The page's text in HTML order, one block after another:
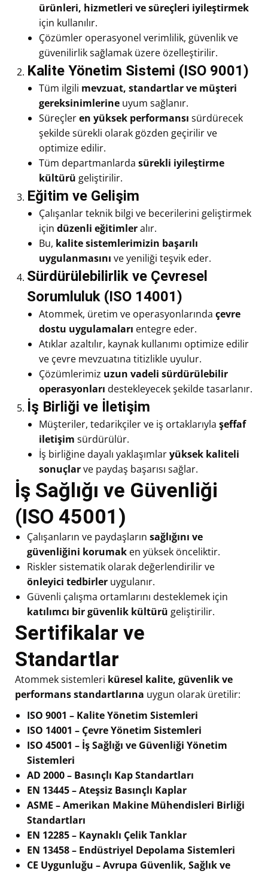
ürünleri, hizmetleri ve süreçleri iyileştirmek
için kullanılır.
Çözümler operasyonel verimlilik, güvenlik ve
güvenilirlik sağlamak üzere özelleştirilir.
Kalite Yönetim Sistemi (ISO 9001)
Tüm ilgili mevzuat, standartlar ve müşteri
gereksinimlerine uyum sağlanır.
Süreçleren yüksek performansı sürdürecek
şekilde sürekli olarak gözden geçirilir ve
optimize edilir.
Tüm departmanlarda sürekli iyileştirme
kültürü geliştirilir.
Eğitim ve Gelişim
Çalışanlar teknik bilgi ve becerilerini geliştirmek
için düzenli eğitimleralır.
Bu, kalite sistemlerimizin başarılı
uygulanmasını ve yeniliği teşvik eder.
Sürdürülebilirlik ve Çevresel
Sorumluluk (ISO 14001)
Atommek, üretim ve operasyonlarında çevre
dostu uygulamaları entegre eder.
Atıklar azaltılır, kaynak kullanımı optimize edilir
ve çevre mevzuatına titizlikle uyulur.
Çözümlerimiz uzun vadeli sürdürülebilir
operasyonları destekleyecek şekilde tasarlanır.
İş Birliği ve İletişim
Müşteriler, tedarikçiler ve iş ortaklarıyla şeffaf
iletişim sürdürülür.
İş birliğine dayalı yaklaşımlaryüksek kaliteli
sonuçlarve paydaş başarısı sağlar.
İş Sağlığı ve Güvenliği
(ISO 45001)
Çalışanların ve paydaşların sağlığını ve
güvenliğini korumak en yüksek önceliktir.
Riskler sistematik olarak değerlendirilir ve
önleyici tedbirler uygulanır.
Güvenli çalışma ortamlarını desteklemek için
katılımcı bir güvenlik kültürü geliştirilir.
Sertifikalar ve
Standartlar
Atommek sistemleri küresel kalite, güvenlik ve
performans standartlarına uygun olarak üretilir:
ISO 9001 – Kalite Yönetim Sistemleri
ISO 14001 – Çevre Yönetim Sistemleri
ISO 45001 – İş Sağlığı ve Güvenliği Yönetim
Sistemleri
AD 2000 – Basınçlı Kap Standartları
EN 13445 – Ateşsiz Basınçlı Kaplar
ASME – Amerikan Makine Mühendisleri Birliği
Standartları
EN 12285 – Kaynaklı Çelik Tanklar
EN 13458 – Endüstriyel Depolama Sistemleri
CE Uygunluğu – Avrupa Güvenlik, Sağlık ve